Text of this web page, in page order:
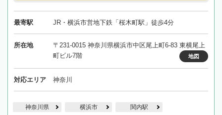
最寄駅 JR・横浜市営地下鉄「桜木町駅」徒歩4分
所在地
〒231-0015 神奈川県横浜市中区尾上町6-83 東横尾上
町ビル7階
地図
対応エリア 神奈川
神奈川県 横浜市 関内駅